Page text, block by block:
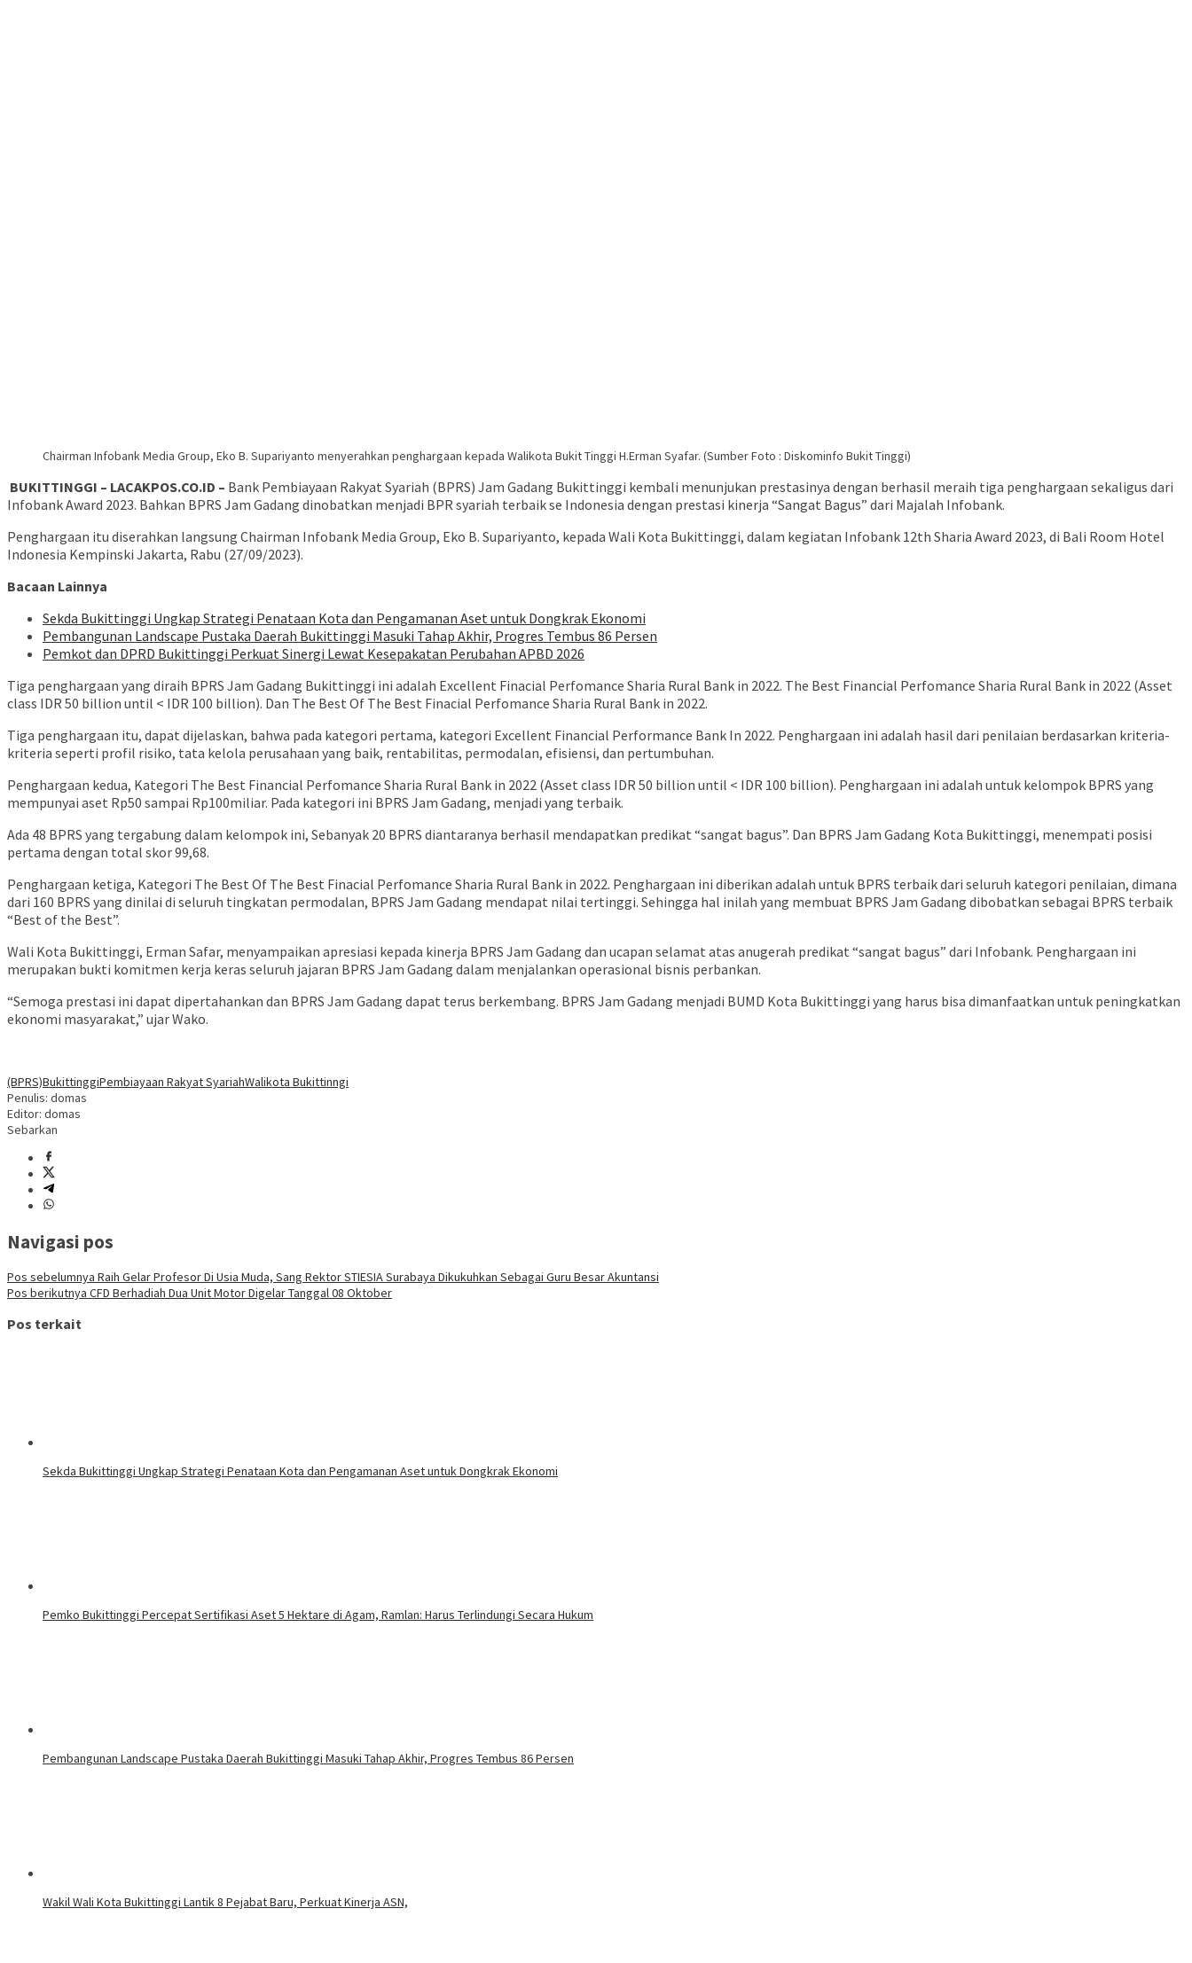
Chairman Infobank Media Group, Eko B. Supariyanto menyerahkan penghargaan kepada Walikota Bukit Tinggi H.Erman Syafar. (Sumber Foto : Diskominfo Bukit Tinggi)
BUKITTINGGI – LACAKPOS.CO.ID – Bank Pembiayaan Rakyat Syariah (BPRS) Jam Gadang Bukittinggi kembali menunjukan prestasinya dengan berhasil meraih tiga penghargaan sekaligus dari
Infobank Award 2023. Bahkan BPRS Jam Gadang dinobatkan menjadi BPR syariah terbaik se Indonesia dengan prestasi kinerja “Sangat Bagus” dari Majalah Infobank.
Penghargaan itu diserahkan langsung Chairman Infobank Media Group, Eko B. Supariyanto, kepada Wali Kota Bukittinggi, dalam kegiatan Infobank 12th Sharia Award 2023, di Bali Room Hotel
Indonesia Kempinski Jakarta, Rabu (27/09/2023).
Bacaan Lainnya
Sekda Bukittinggi Ungkap Strategi Penataan Kota dan Pengamanan Aset untuk Dongkrak Ekonomi
Pembangunan Landscape Pustaka Daerah Bukittinggi Masuki Tahap Akhir, Progres Tembus 86 Persen
Pemkot dan DPRD Bukittinggi Perkuat Sinergi Lewat Kesepakatan Perubahan APBD 2026
Tiga penghargaan yang diraih BPRS Jam Gadang Bukittinggi ini adalah Excellent Finacial Perfomance Sharia Rural Bank in 2022. The Best Financial Perfomance Sharia Rural Bank in 2022 (Asset
class IDR 50 billion until < IDR 100 billion). Dan The Best Of The Best Finacial Perfomance Sharia Rural Bank in 2022.
Tiga penghargaan itu, dapat dijelaskan, bahwa pada kategori pertama, kategori Excellent Financial Performance Bank In 2022. Penghargaan ini adalah hasil dari penilaian berdasarkan kriteria-
kriteria seperti profil risiko, tata kelola perusahaan yang baik, rentabilitas, permodalan, efisiensi, dan pertumbuhan.
Penghargaan kedua, Kategori The Best Financial Perfomance Sharia Rural Bank in 2022 (Asset class IDR 50 billion until < IDR 100 billion). Penghargaan ini adalah untuk kelompok BPRS yang
mempunyai aset Rp50 sampai Rp100miliar. Pada kategori ini BPRS Jam Gadang, menjadi yang terbaik.
Ada 48 BPRS yang tergabung dalam kelompok ini, Sebanyak 20 BPRS diantaranya berhasil mendapatkan predikat “sangat bagus”. Dan BPRS Jam Gadang Kota Bukittinggi, menempati posisi
pertama dengan total skor 99,68.
Penghargaan ketiga, Kategori The Best Of The Best Finacial Perfomance Sharia Rural Bank in 2022. Penghargaan ini diberikan adalah untuk BPRS terbaik dari seluruh kategori penilaian, dimana
dari 160 BPRS yang dinilai di seluruh tingkatan permodalan, BPRS Jam Gadang mendapat nilai tertinggi. Sehingga hal inilah yang membuat BPRS Jam Gadang dibobatkan sebagai BPRS terbaik
“Best of the Best”.
Wali Kota Bukittinggi, Erman Safar, menyampaikan apresiasi kepada kinerja BPRS Jam Gadang dan ucapan selamat atas anugerah predikat “sangat bagus” dari Infobank. Penghargaan ini
merupakan bukti komitmen kerja keras seluruh jajaran BPRS Jam Gadang dalam menjalankan operasional bisnis perbankan.
“Semoga prestasi ini dapat dipertahankan dan BPRS Jam Gadang dapat terus berkembang. BPRS Jam Gadang menjadi BUMD Kota Bukittinggi yang harus bisa dimanfaatkan untuk peningkatkan
ekonomi masyarakat,” ujar Wako.
(BPRS)BukittinggiPembiayaan Rakyat SyariahWalikota Bukittinngi
Penulis: domas
Editor: domas
Sebarkan
Navigasi pos
Pos sebelumnya Raih Gelar Profesor Di Usia Muda, Sang Rektor STIESIA Surabaya Dikukuhkan Sebagai Guru Besar Akuntansi
Pos berikutnya CFD Berhadiah Dua Unit Motor Digelar Tanggal 08 Oktober
Pos terkait
Sekda Bukittinggi Ungkap Strategi Penataan Kota dan Pengamanan Aset untuk Dongkrak Ekonomi
Pemko Bukittinggi Percepat Sertifikasi Aset 5 Hektare di Agam, Ramlan: Harus Terlindungi Secara Hukum
Pembangunan Landscape Pustaka Daerah Bukittinggi Masuki Tahap Akhir, Progres Tembus 86 Persen
Wakil Wali Kota Bukittinggi Lantik 8 Pejabat Baru, Perkuat Kinerja ASN,